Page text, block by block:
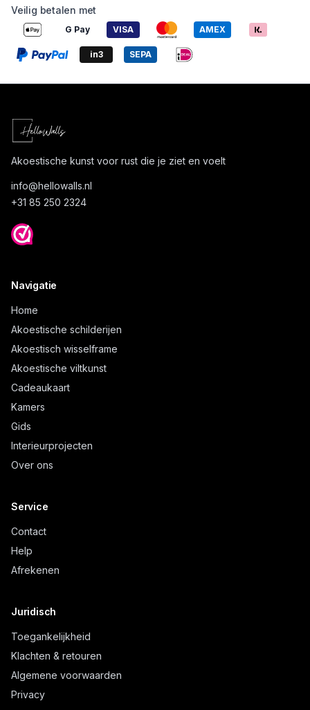
Veilig betalen met
G Pay VISA AMEX
in3 SEPA
Akoestische kunst voor rust die je ziet en voelt
info@hellowalls.nl
+31 85 250 2324
Navigatie
Home
Akoestische schilderijen
Akoestisch wisselframe
Akoestische viltkunst
Cadeaukaart
Kamers
Gids
Interieurprojecten
Over ons
Service
Contact
Help
Afrekenen
Juridisch
Toegankelijkheid
Klachten & retouren
Algemene voorwaarden
Privacy